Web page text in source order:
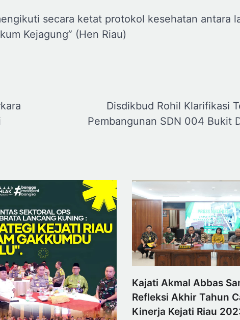
secara ketat protokol kesehatan antara
Kejagung” (Hen Riau)
Disdikbud Rohil Klarifikasi
Pembangunan SDN 004 Bukit
Kajati Akmal Abbas
Refleksi Akhir Tahun
Kinerja Kejati Riau